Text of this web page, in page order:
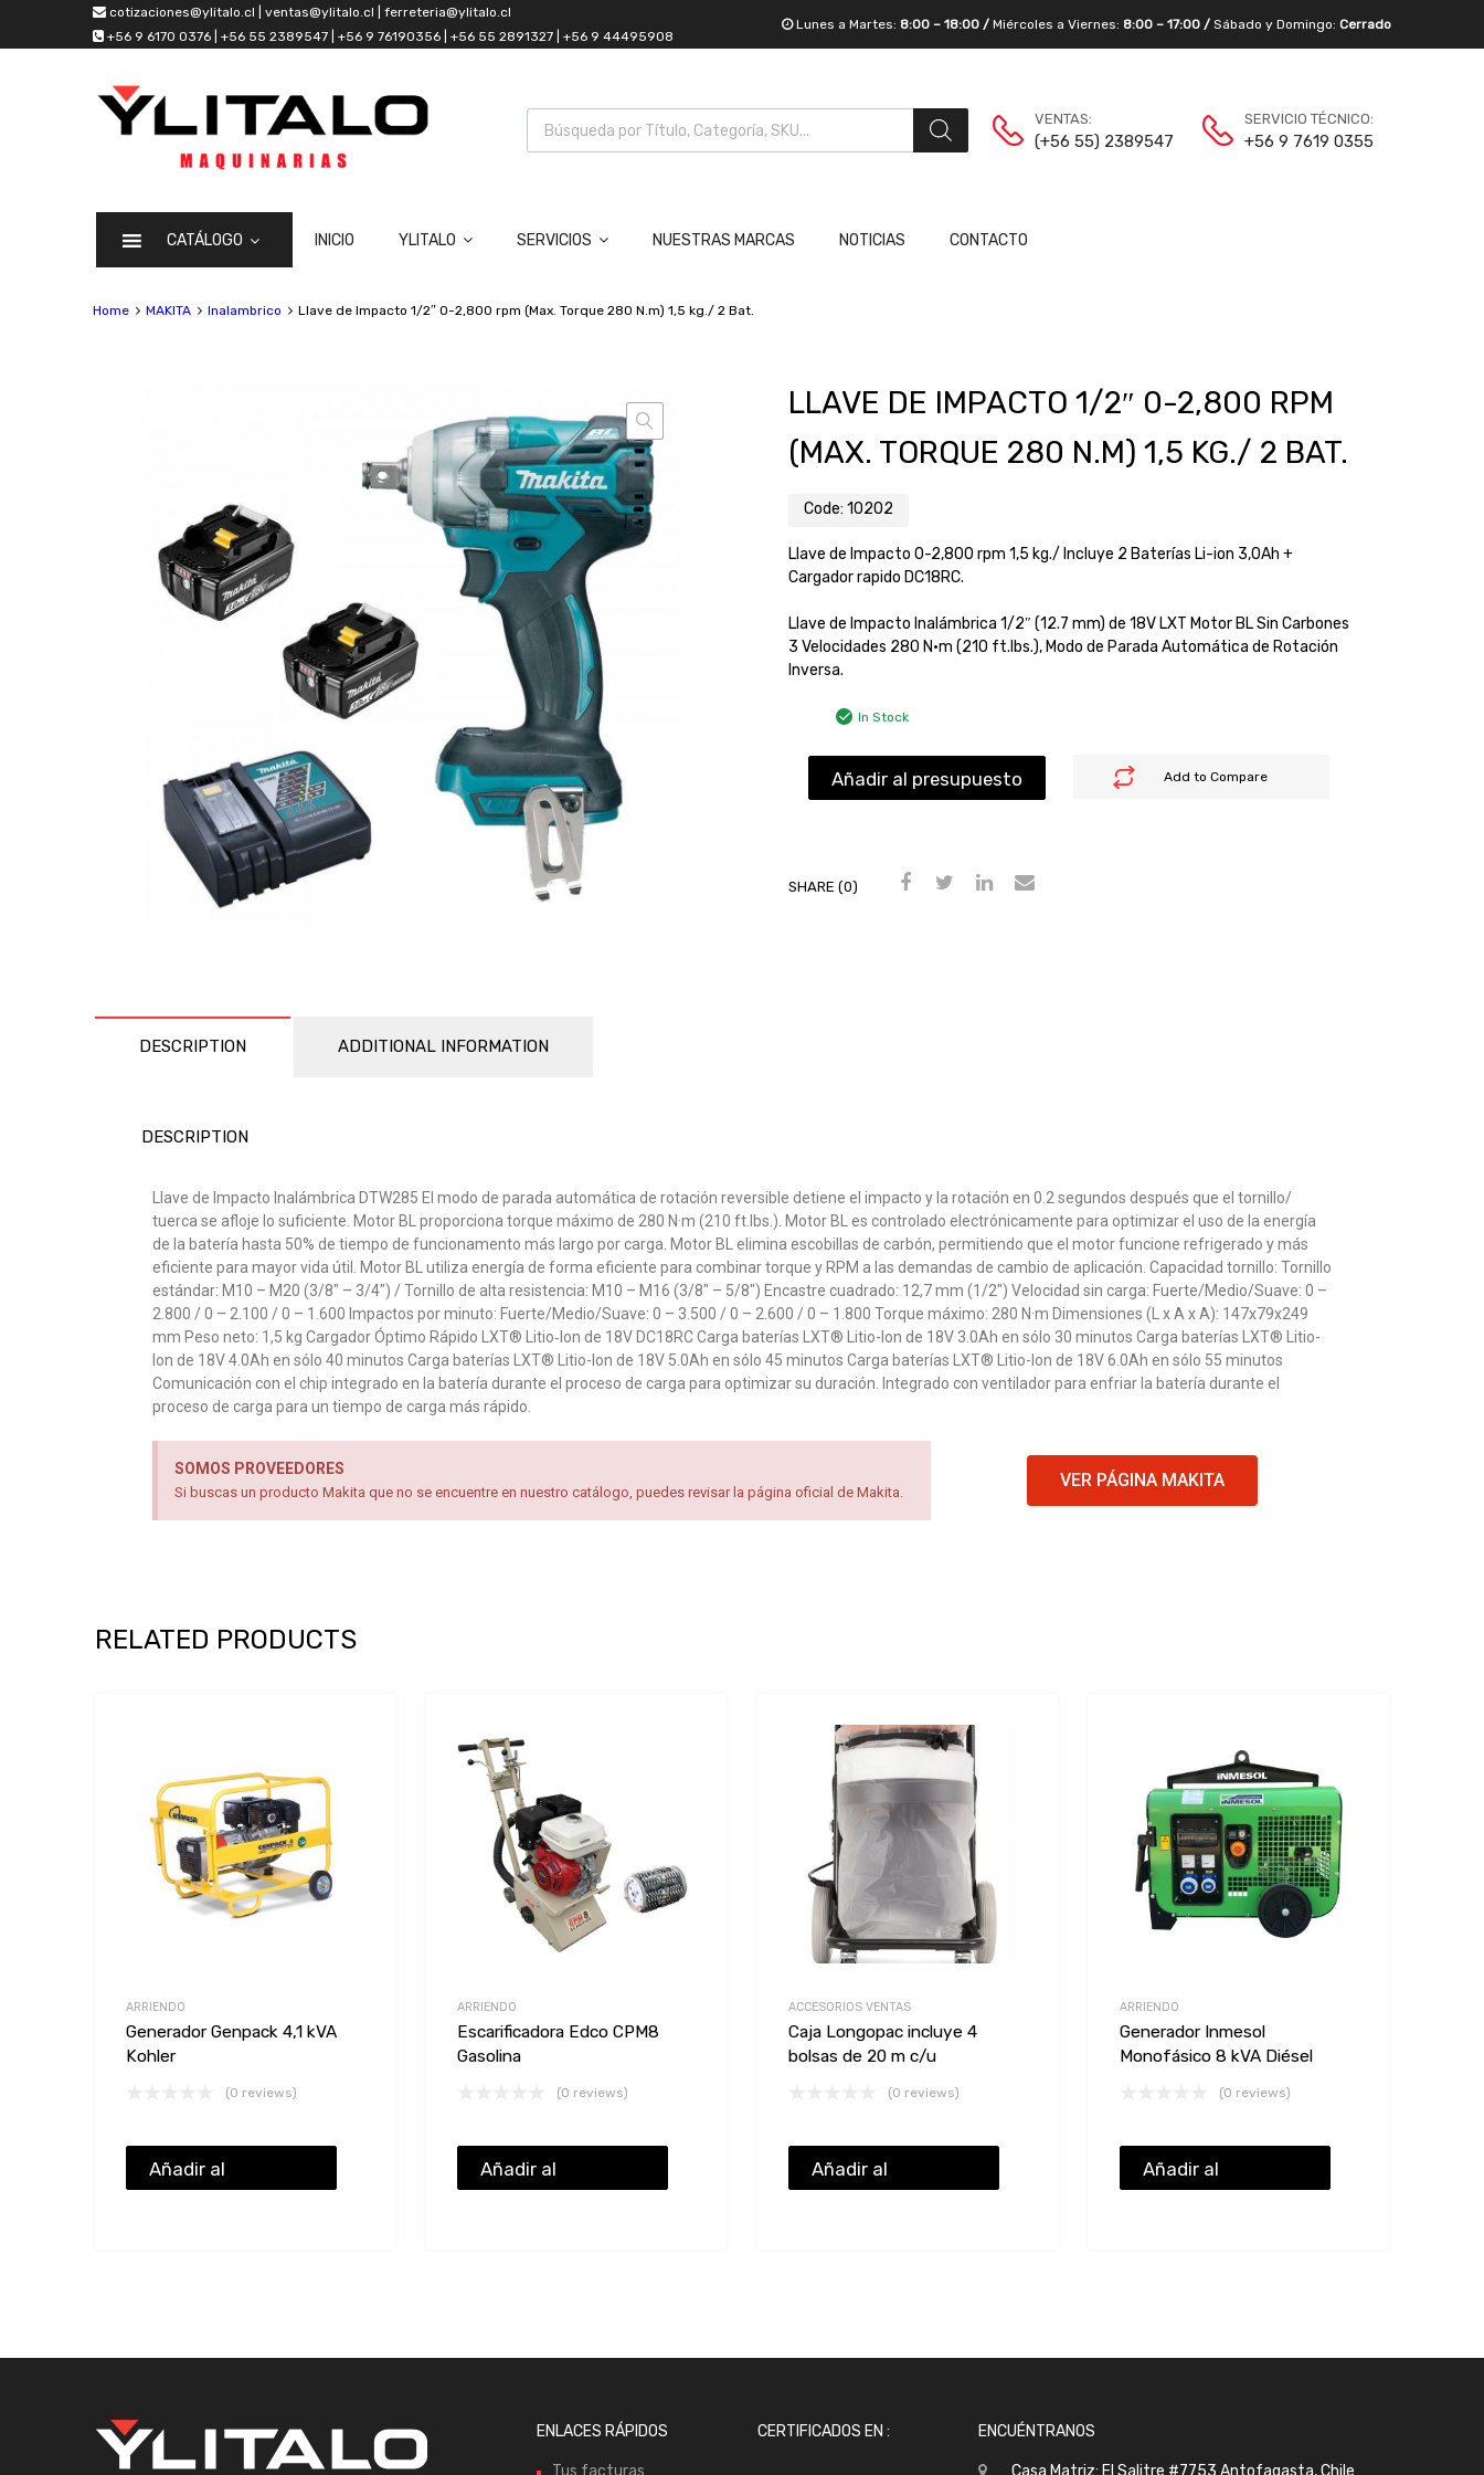
cotizaciones@ylitalo.cl | ventas@ylitalo.cl | ferreteria@ylitalo.cl
+56 9 6170 0376 | +56 55 2389547 | +56 9 76190356 | +56 55 2891327 | +56 9 44495908
Lunes a Martes: 8:00 – 18:00 / Miércoles a Viernes: 8:00 – 17:00 / Sábado y Domingo: Cerrado
VENTAS:
(+56 55) 2389547
SERVICIO TÉCNICO:
+56 9 7619 0355
CATÁLOGO INICIO YLITALO SERVICIOS NUESTRAS MARCAS NOTICIAS CONTACTO
Home MAKITA Inalambrico Llave de Impacto 1/2″ 0-2,800 rpm (Max. Torque 280 N.m) 1,5 kg./ 2 Bat.
LLAVE DE IMPACTO 1/2″ 0-2,800 RPM
(MAX. TORQUE 280 N.M) 1,5 KG./ 2 BAT.
Code: 10202
Llave de Impacto 0-2,800 rpm 1,5 kg./ Incluye 2 Baterías Li-ion 3,0Ah +
Cargador rapido DC18RC.
Llave de Impacto Inalámbrica 1/2″ (12.7 mm) de 18V LXT Motor BL Sin Carbones
3 Velocidades 280 N·m (210 ft.lbs.), Modo de Parada Automática de Rotación
Inversa.
In Stock
Add to Compare
Añadir al presupuesto
SHARE (0)
DESCRIPTION ADDITIONAL INFORMATION
DESCRIPTION
Llave de Impacto Inalámbrica DTW285 El modo de parada automática de rotación reversible detiene el impacto y la rotación en 0.2 segundos después que el tornillo/
tuerca se afloje lo suficiente. Motor BL proporciona torque máximo de 280 N·m (210 ft.lbs.). Motor BL es controlado electrónicamente para optimizar el uso de la energía
de la batería hasta 50% de tiempo de funcionamento más largo por carga. Motor BL elimina escobillas de carbón, permitiendo que el motor funcione refrigerado y más
eficiente para mayor vida útil. Motor BL utiliza energía de forma eficiente para combinar torque y RPM a las demandas de cambio de aplicación. Capacidad tornillo: Tornillo
estándar: M10 – M20 (3/8″ – 3/4″) / Tornillo de alta resistencia: M10 – M16 (3/8″ – 5/8″) Encastre cuadrado: 12,7 mm (1/2″) Velocidad sin carga: Fuerte/Medio/Suave: 0 –
2.800 / 0 – 2.100 / 0 – 1.600 Impactos por minuto: Fuerte/Medio/Suave: 0 – 3.500 / 0 – 2.600 / 0 – 1.800 Torque máximo: 280 N·m Dimensiones (L x A x A): 147x79x249
mm Peso neto: 1,5 kg Cargador Óptimo Rápido LXT® Litio‑Ion de 18V DC18RC Carga baterías LXT® Litio-Ion de 18V 3.0Ah en sólo 30 minutos Carga baterías LXT® Litio-
Ion de 18V 4.0Ah en sólo 40 minutos Carga baterías LXT® Litio-Ion de 18V 5.0Ah en sólo 45 minutos Carga baterías LXT® Litio-Ion de 18V 6.0Ah en sólo 55 minutos
Comunicación con el chip integrado en la batería durante el proceso de carga para optimizar su duración. Integrado con ventilador para enfriar la batería durante el
proceso de carga para un tiempo de carga más rápido.
SOMOS PROVEEDORES
Si buscas un producto Makita que no se encuentre en nuestro catálogo, puedes revisar la página oficial de Makita.
VER PÁGINA MAKITA
RELATED PRODUCTS
ARRIENDO
Generador Genpack 4,1 kVA
Kohler
(0 reviews)
Añadir al
ARRIENDO
Escarificadora Edco CPM8
Gasolina
(0 reviews)
Añadir al
ACCESORIOS VENTAS
Caja Longopac incluye 4
bolsas de 20 m c/u
(0 reviews)
Añadir al
ARRIENDO
Generador Inmesol
Monofásico 8 kVA Diésel
(0 reviews)
Añadir al
ENLACES RÁPIDOS
Tus facturas
CERTIFICADOS EN : ENCUÉNTRANOS
Casa Matriz: El Salitre #7753 Antofagasta, Chile